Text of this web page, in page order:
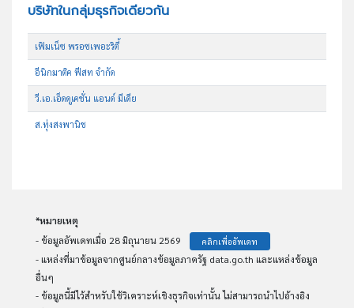
บริษัทในกลุ่มธุรกิจเดียวกัน
เฟิมเน็ซ พรอซเพอะริตี้
อีนิกมาติค ฟีสท จำกัด
วี.เอ.เอ็ดดูเคชั่น แอนด์ มีเดีย
ส.ทุ่งสงพานิช
*หมายเหตุ
- ข้อมูลอัพเดทเมื่อ 28 มิถุนายน 2569
คลิกเพื่ออัพเดท
- แหล่งที่มาข้อมูลจากศูนย์กลางข้อมูลภาครัฐ data.go.th และแหล่งข้อมูล
อื่นๆ
- ข้อมูลนี้มีไว้สำหรับใช้วิเคราะห์เชิงธุรกิจเท่านั้น ไม่สามารถนำไปอ้างอิง